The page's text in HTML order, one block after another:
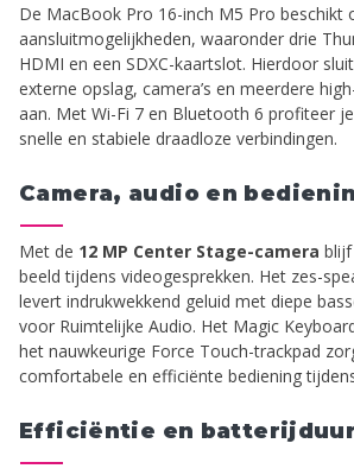
De MacBook Pro 16-inch M5 Pro beschikt
aansluitmogelijkheden, waaronder drie
HDMI en een SDXC-kaartslot. Hierdoor
externe opslag, camera’s en meerdere
aan. Met Wi-Fi 7 en Bluetooth 6 profiteer
snelle en stabiele draadloze verbindingen.
Camera, audio en
Met de 12 MP Center Stage-camera
beeld tijdens videogesprekken. Het zes-
levert indrukwekkend geluid met diepe
voor Ruimtelijke Audio. Het Magic
het nauwkeurige Force Touch-trackpad
comfortabele en efficiënte bediening
Efficiëntie en batterijduur